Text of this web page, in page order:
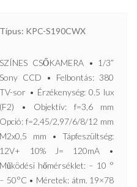
Típus: KPC-S190CWX
SZÍNES CSŐKAMERA • 1/3”
Sony CCD • Felbontás: 380
TV-sor • Érzékenység: 0.5 lux
(F2) • Objektív: f=3,6 mm
Opció: f=2,45/2,97/6/8/12 mm
M2x0,5 mm • Tápfeszültség:
12V+ 10% J= 120mA •
Működési hőmérséklet: – 10 °
– 50°C • Méretek: átm. 19×78